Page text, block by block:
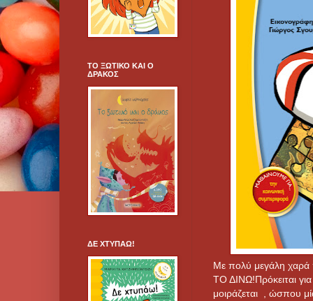
Με πολύ μεγάλη χαρά
ΤΟ ΔΙΝΩ!Πρόκειται
μοιράζεται , ώσπου
ΤΟ ΞΩΤΙΚΟ ΚΑΙ Ο
ΔΡΑΚΟΣ
ΔΕ ΧΤΥΠΑΩ!